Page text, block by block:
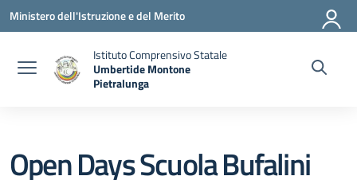
Vai ai contenuti
Vai al menu di navigazione
Vai al footer
Ministero dell'Istruzione e del Merito
Istituto Comprensivo Statale
Umbertide Montone
Pietralunga
Open Days Scuola Bufalini